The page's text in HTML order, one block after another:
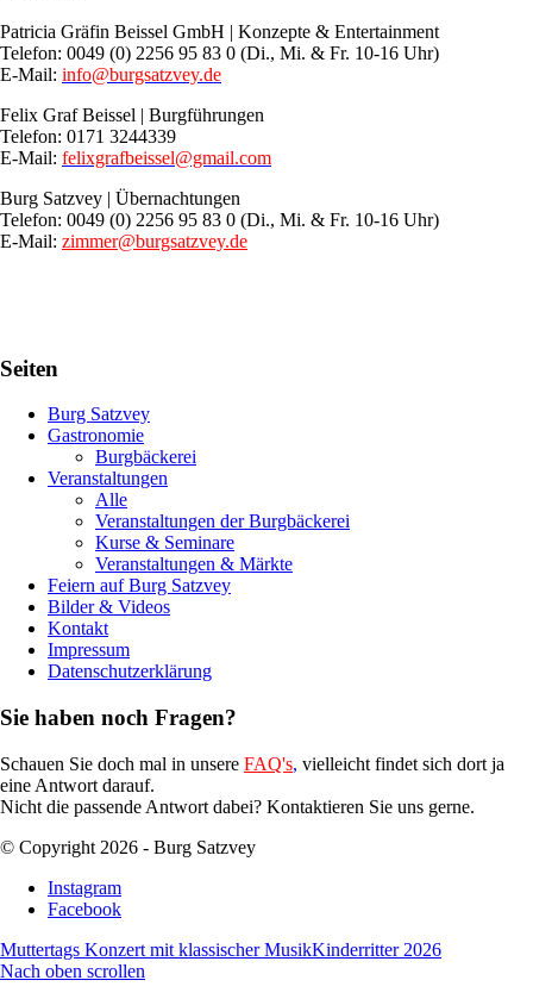
Patricia Gräfin Beissel GmbH | Konzepte & Entertainment
Telefon: 0049 (0) 2256 95 83 0 (Di., Mi. & Fr. 10-16 Uhr)
E-Mail: info@burgsatzvey.de
Felix Graf Beissel | Burgführungen
Telefon: 0171 3244339
E-Mail: felixgrafbeissel@gmail.com
Burg Satzvey | Übernachtungen
Telefon: 0049 (0) 2256 95 83 0 (Di., Mi. & Fr. 10-16 Uhr)
E-Mail: zimmer@burgsatzvey.de
Seiten
Burg Satzvey
Gastronomie
Burgbäckerei
Veranstaltungen
Alle
Veranstaltungen der Burgbäckerei
Kurse & Seminare
Veranstaltungen & Märkte
Feiern auf Burg Satzvey
Bilder & Videos
Kontakt
Impressum
Datenschutzerklärung
Sie haben noch Fragen?
Schauen Sie doch mal in unsere FAQ's, vielleicht findet sich dort ja
eine Antwort darauf.
Nicht die passende Antwort dabei? Kontaktieren Sie uns gerne.
© Copyright 2026 - Burg Satzvey
Instagram
Facebook
Muttertags Konzert mit klassischer MusikKinderritter 2026
Nach oben scrollen